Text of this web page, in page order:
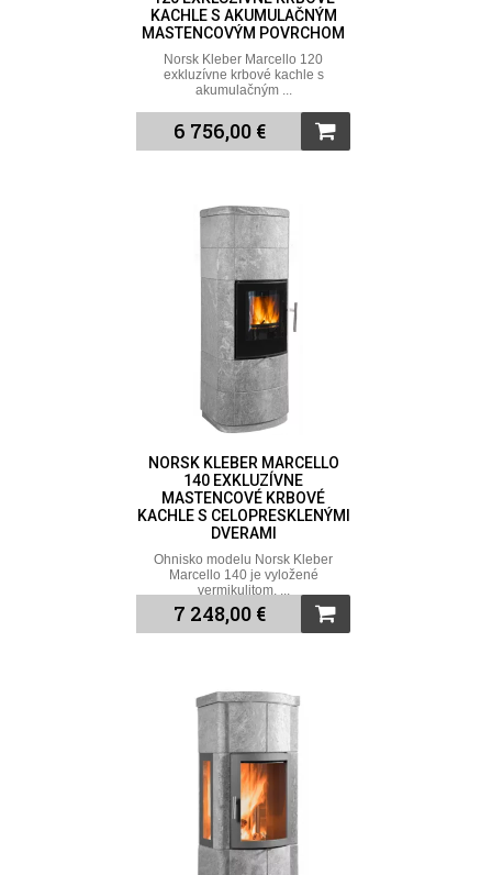
KACHLE S AKUMULAČNÝM
MASTENCOVÝM POVRCHOM
Norsk Kleber Marcello 120
exkluzívne krbové kachle s
akumulačným ...
6 756,00 €
NORSK KLEBER MARCELLO
140 EXKLUZÍVNE
MASTENCOVÉ KRBOVÉ
KACHLE S CELOPRESKLENÝMI
DVERAMI
Ohnisko modelu Norsk Kleber
Marcello 140 je vyložené
vermikulitom, ...
7 248,00 €